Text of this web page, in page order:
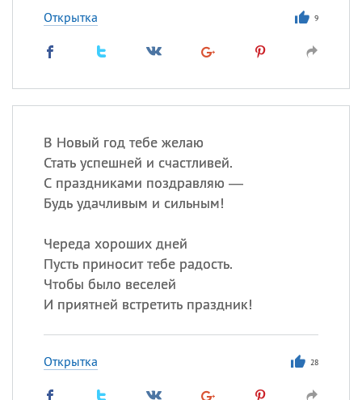
Открытка 9
В Новый год тебе желаю
Стать успешней и счастливей.
С праздниками поздравляю —
Будь удачливым и сильным!
Череда хороших дней
Пусть приносит тебе радость.
Чтобы было веселей
И приятней встретить праздник!
Открытка 28